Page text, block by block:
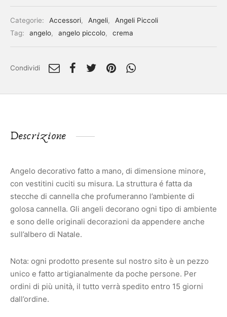
Categorie: Accessori, Angeli,
Angeli Piccoli
Tag:
angelo, angelo piccolo, crema
Condividi
Descrizione
Angelo decorativo fatto a mano, di dimensione minore,
con vestitini cuciti su misura. La struttura é fatta da
stecche di cannella che profumeranno l’ambiente di
golosa cannella. Gli angeli decorano ogni tipo di ambiente
e sono delle originali decorazioni da appendere anche
sull’albero di Natale.
Nota: ogni prodotto presente sul nostro sito è un pezzo
unico e fatto artigianalmente da poche persone. Per
ordini di più unità, il tutto verrà spedito entro 15 giorni
dall’ordine.